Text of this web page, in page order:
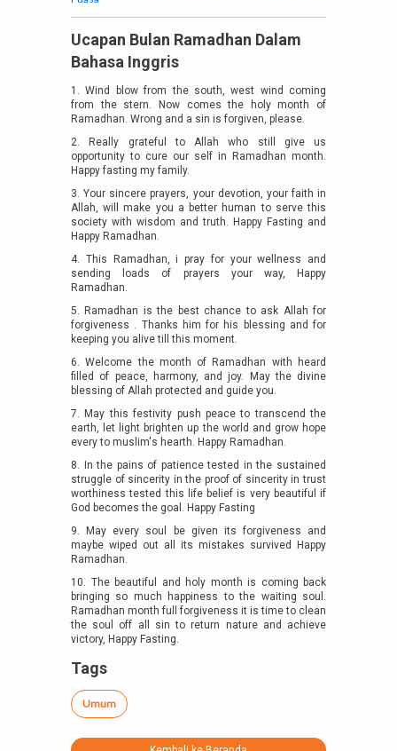
Ucapan Bulan Ramadhan Dalam
Bahasa Inggris
1. Wind blow from the south, west wind coming
from the stern. Now comes the holy month of
Ramadhan. Wrong and a sin is forgiven, please.
2. Really grateful to Allah who still give us
opportunity to cure our self in Ramadhan month.
Happy fasting my family.
3. Your sincere prayers, your devotion, your faith in
Allah, will make you a better human to serve this
society with wisdom and truth. Happy Fasting and
Happy Ramadhan.
4. This Ramadhan, i pray for your wellness and
sending loads of prayers your way, Happy
Ramadhan.
5. Ramadhan is the best chance to ask Allah for
forgiveness . Thanks him for his blessing and for
keeping you alive till this moment.
6. Welcome the month of Ramadhan with heard
filled of peace, harmony, and joy. May the divine
blessing of Allah protected and guide you.
7. May this festivity push peace to transcend the
earth, let light brighten up the world and grow hope
every to muslim's hearth. Happy Ramadhan.
8. In the pains of patience tested in the sustained
struggle of sincerity in the proof of sincerity in trust
worthiness tested this life belief is very beautiful if
God becomes the goal. Happy Fasting
9. May every soul be given its forgiveness and
maybe wiped out all its mistakes survived Happy
Ramadhan.
10. The beautiful and holy month is coming back
bringing so much happiness to the waiting soul.
Ramadhan month full forgiveness it is time to clean
the soul off all sin to return nature and achieve
victory, Happy Fasting.
Tags
Umum